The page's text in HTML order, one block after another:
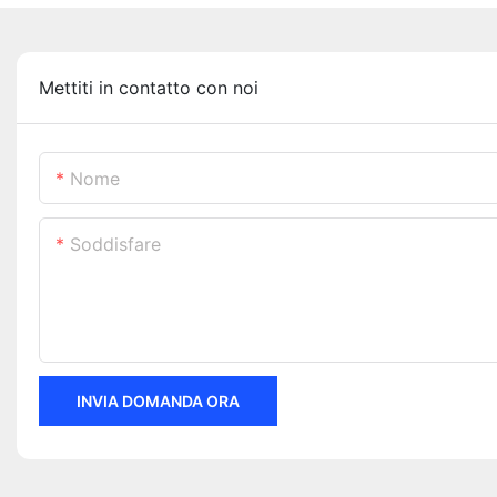
Mettiti in contatto con noi
Nome
Soddisfare
INVIA DOMANDA ORA